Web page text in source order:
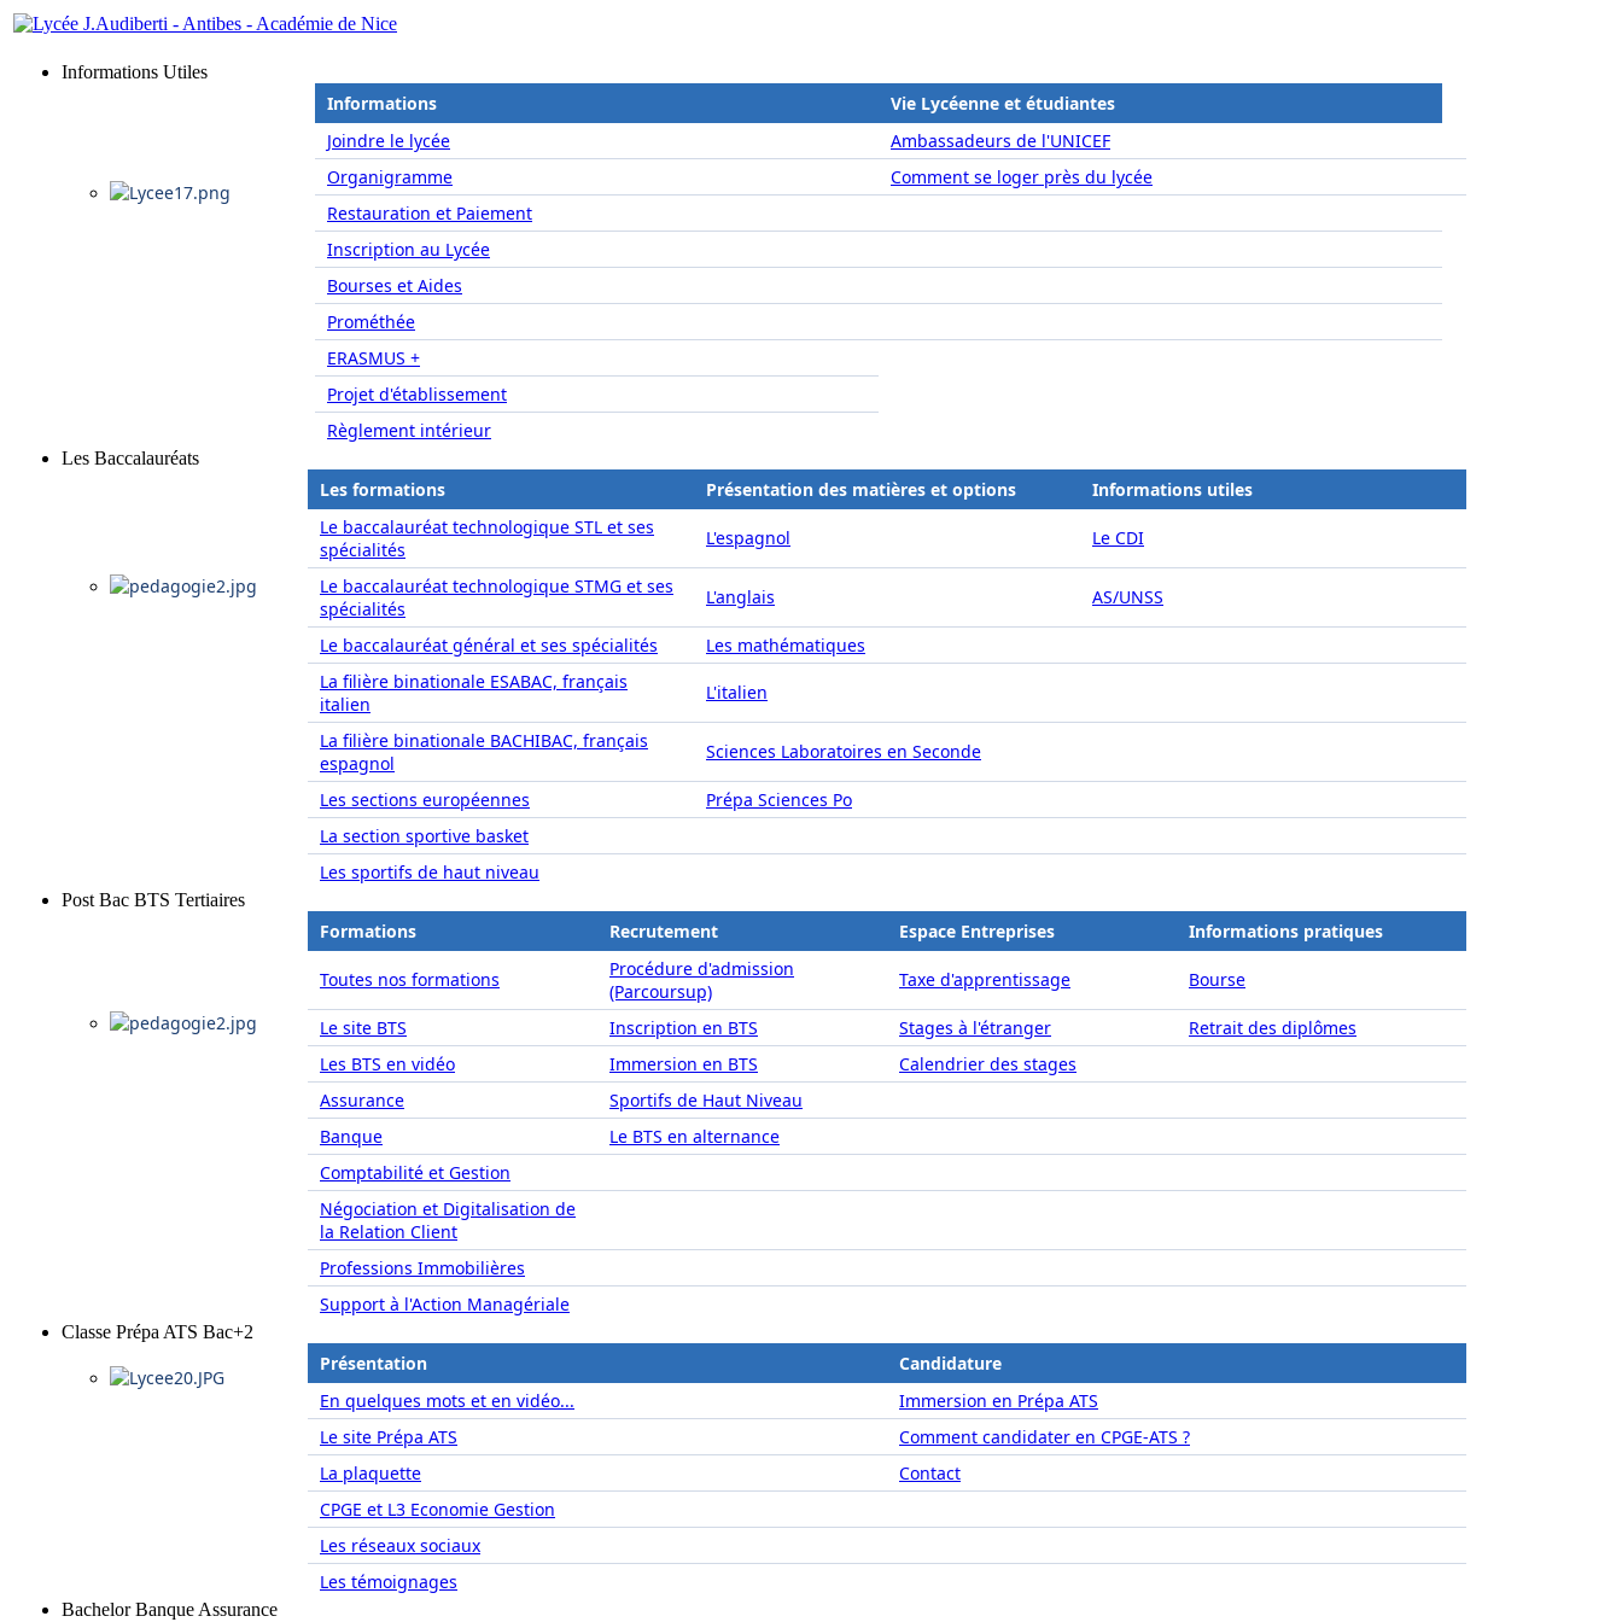
Informations Utiles
Informations
Vie Lycéenne et étudiantes
Joindre le lycée
Ambassadeurs de l'UNICEF
Organigramme
Comment se loger près du lycée
Restauration et Paiement
Inscription au Lycée
Bourses et Aides
Prométhée
ERASMUS +
Projet d'établissement
Règlement intérieur
Les Baccalauréats
Les formations Présentation des matières et options
Informations utiles
Le baccalauréat technologique STL et ses
spécialités
L'espagnol Le CDI
Le baccalauréat technologique STMG et ses
spécialités
L'anglais AS/UNSS
Le baccalauréat général et ses spécialités
Les mathématiques
La filière binationale ESABAC, français
italien
L'italien
La filière binationale BACHIBAC, français
espagnol
Sciences Laboratoires en Seconde
Les sections européennes
Prépa Sciences Po
La section sportive basket
Les sportifs de haut niveau
Post Bac BTS Tertiaires
Formations Recrutement Espace Entreprises Informations pratiques
Toutes nos formations
Procédure d'admission
(Parcoursup)
Taxe d'apprentissage Bourse
Le site BTS Inscription en BTS Stages à l'étranger
Retrait des diplômes
Les BTS en vidéo
Immersion en BTS
Calendrier des stages
Assurance
Sportifs de Haut Niveau
Banque
Le BTS en alternance
Comptabilité et Gestion
Négociation et Digitalisation de
la Relation Client
Professions Immobilières
Support à l'Action Managériale
Classe Prépa ATS Bac+2
Présentation
Candidature
En quelques mots et en vidéo...
Immersion en Prépa ATS
Le site Prépa ATS
Comment candidater en CPGE-ATS ?
La plaquette
Contact
CPGE et L3 Economie Gestion
Les réseaux sociaux
Les témoignages
Bachelor Banque Assurance